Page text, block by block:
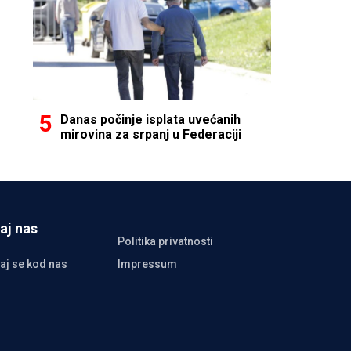
Danas počinje isplata uvećanih
mirovina za srpanj u Federaciji
nas
Politika privatnosti
se kod nas
Impressum